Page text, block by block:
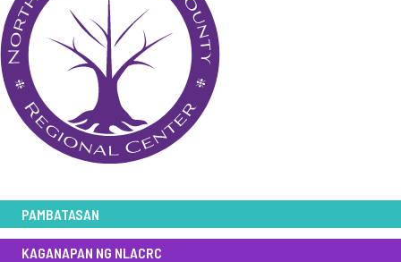
PAMBATASAN
KAGANAPAN NG NLACRC